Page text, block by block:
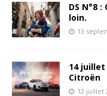
DS N°8
loin.
13
14
Citroën
12 juillet